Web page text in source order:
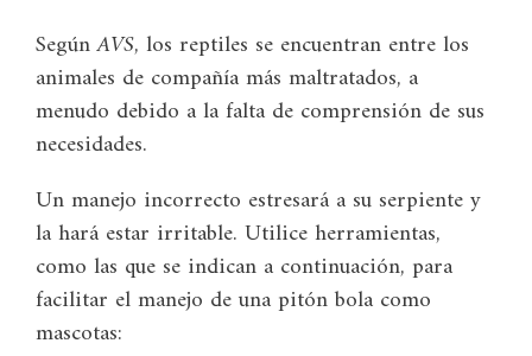
SegúnAVS, los reptiles se encuentran entre los
animales de compañía más maltratados, a
menudo debido a la falta de comprensión de sus
necesidades.
Un manejo incorrecto estresará a su serpiente y
la hará estar irritable. Utilice herramientas,
como las que se indican a continuación, para
facilitar el manejo de una pitón bola como
mascotas: